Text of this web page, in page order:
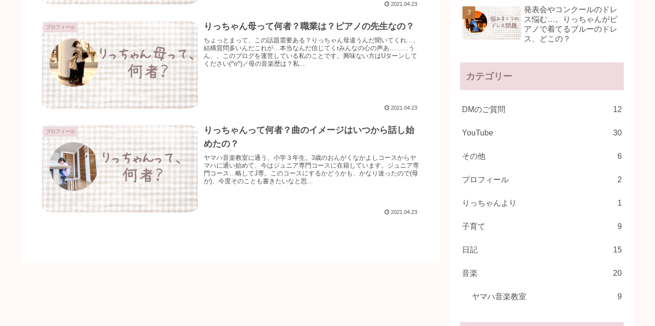
2021.04.23
プロフィール りっちゃん母って何者？職業は？ピアノの先生なの？
ちょっとまって、この話題需要ある？りっちゃん母違うんだ聞いてくれ…、
結構質問多いんだこれが…本当なんだ信じてくrみんなの心の声あ………う
ん、、このブログを運営している私のことです。興味ない方はUターンして
ください(^o^)／母の音楽歴は？私...
2021.04.23
プロフィール
りっちゃんって何者？曲のイメージはいつから話し始
めたの？
ヤマハ音楽教室に通う、小学３年生。3歳のおんがくなかよしコースからヤ
マハに通い始めて、今はジュニア専門コースに在籍しています。ジュニア専
門コース…略してJ専。このコースにするかどうかも、かなり迷ったので(母
が)、今度そのことも書きたいなと思...
2021.04.23
発表会やコンクールのドレ
ス悩む…。りっちゃんがピ
アノで着てるブルーのドレ
ス、どこの？
カテゴリー
DMのご質問 12
YouTube 30
その他 6
プロフィール 2
りっちゃんより 1
子育て 9
日記 15
音楽 20
ヤマハ音楽教室 9